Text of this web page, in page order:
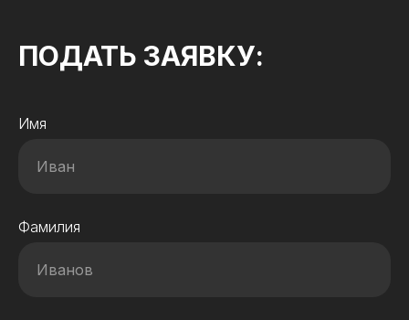
ПОДАТЬ ЗАЯВКУ:
Имя
Фамилия